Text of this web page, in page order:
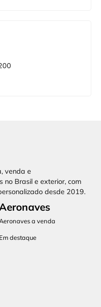
venda e
no Brasil e exterior, com
desde 2019.
a venda
Em destaque